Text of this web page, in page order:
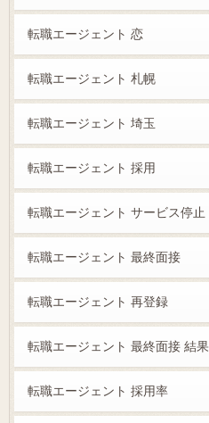
転職エージェント 恋
転職エージェント 札幌
転職エージェント 埼玉
転職エージェント 採用
転職エージェント サービス停止
転職エージェント 最終面接
転職エージェント 再登録
転職エージェント 最終面接 結果
転職エージェント 採用率